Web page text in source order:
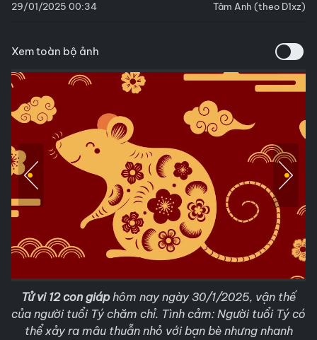
29/01/2025 00:34 Tâm Anh (theo D1xz)
Xem toàn bộ ảnh
Tử vi 12 con giáphôm nay ngày 30/1/2025, vận thế
của người tuổi Tý chăm chỉ. Tình cảm: Người tuổi Tý có
thể xảy ra mâu thuẫn nhỏ với bạn bè nhưng nhanh